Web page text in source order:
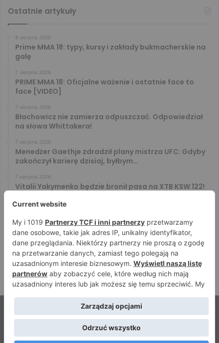
Ostatnie artykuły
8 sierpnia 2026
Prime MMA 18: typy, kursy i zakłady bukmacherskie na
galę
7 sierpnia 2026
PRIME MMA 18: Oficjalne ważenie i ostatnie face to
face [VIDEO]
7 sierpnia 2026
Błachowicz nie zamierza odpuszczać. Odpowiedział
na słowa Whittakera!
7 sierpnia 2026
Menedżer Gaethje zdradził plany mistrza UFC: Gdyby
zakończył karierę dzisiaj, byłbym…
7 sierpnia 2026
Vitalii Yakymenko będzie bronił pasa na XTB KSW 122!
Iwo Baraniewski wystąpi na UFC 331. Polak częścią
mocnej karty walk
6 sierpnia 2026
Don Kasjo poznał rywala na FAME 32. Bartosz Szachta
przeciwnikiem Króla
© Strefamma.pl 2026, Wszelkie prawa zastrzeżone |
Home
Redakcja Kontakt